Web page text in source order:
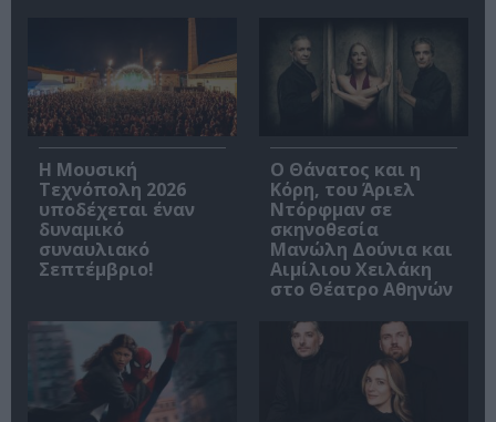
Η Μουσική
Τεχνόπολη 2026
υποδέχεται έναν
δυναμικό
συναυλιακό
Σεπτέμβριο!
Ο Θάνατος και η
Κόρη, του Άριελ
Ντόρφμαν σε
σκηνοθεσία
Μανώλη Δούνια και
Αιμίλιου Χειλάκη
στο Θέατρο Αθηνών